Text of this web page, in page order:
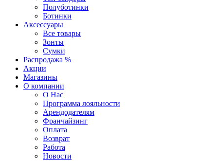
Полуботинки
Ботинки
Аксессуары
Все товары
Зонты
Сумки
Распродажа %
Акции
Магазины
О компании
О Нас
Программа лояльности
Арендодателям
Франчайзинг
Оплата
Возврат
Работа
Новости